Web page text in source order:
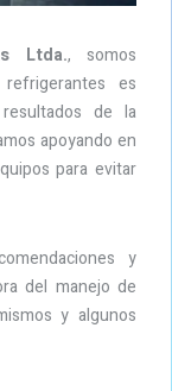
Ltda., somos
es
de la
apoyando en
para evitar
y
del manejo de
y algunos